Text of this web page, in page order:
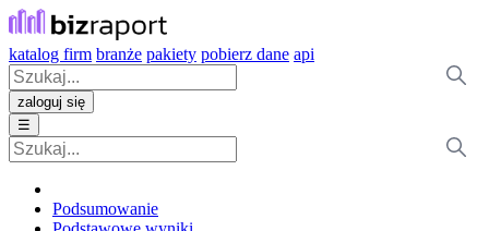
katalog firm branże pakiety pobierz dane api
zaloguj się
☰
Podsumowanie